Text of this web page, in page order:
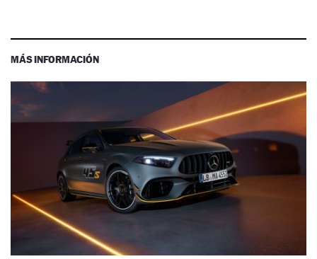
MÁS INFORMACIÓN